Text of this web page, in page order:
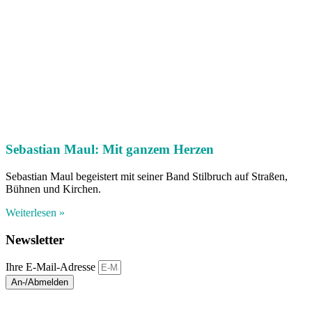
Sebastian Maul: Mit ganzem Herzen
Sebastian Maul begeistert mit seiner Band Stilbruch auf Straßen,
Bühnen und Kirchen.
Weiterlesen »
Newsletter
Ihre E-Mail-Adresse
An-/Abmelden